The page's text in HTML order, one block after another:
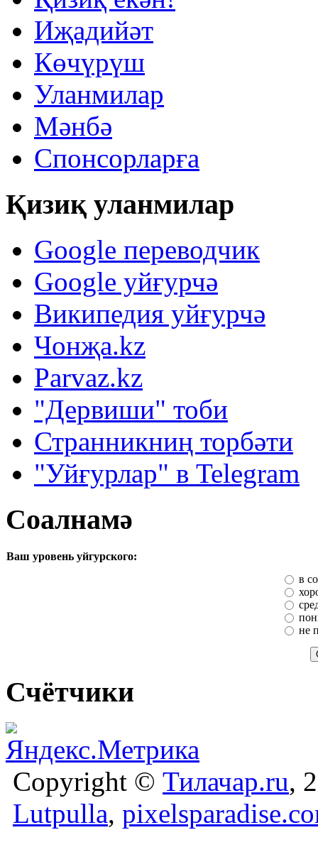
Иҗадийәт
Көчүрүш
Уланмилар
Мәнбә
Спонсорларға
Қизиқ уланмилар
Google переводчик
Google уйғурчә
Википедия уйғурчә
Чонҗа.kz
Parvaz.kz
"Дервиши" тоби
Странникниң торбәти
"Уйғурлар" в Telegram
Соалнамә
Ваш уровень уйгурского:
в
не
Счётчики
Copyright © Тилачар.ru,
Lutpulla,